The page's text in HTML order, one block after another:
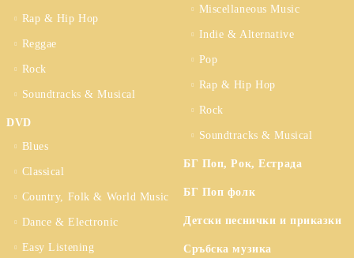
Rap & Hip Hop
Reggae
Rock
Soundtracks & Musical
DVD
Blues
Classical
Country, Folk & World Music
Dance & Electronic
Easy Listening
Miscellaneous Music
Indie & Alternative
Pop
Rap & Hip Hop
Rock
Soundtracks & Musical
БГ Поп, Рок, Естрада
БГ Поп фолк
Детски песнички и приказки
Сръбска музика